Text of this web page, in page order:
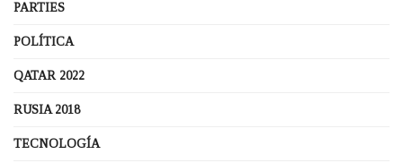
PARTIES
POLÍTICA
QATAR 2022
RUSIA 2018
TECNOLOGÍA